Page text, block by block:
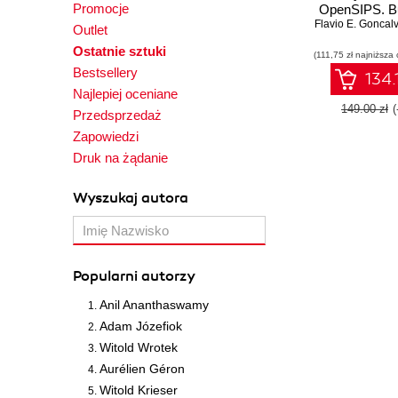
Promocje
Outlet
Ostatnie sztuki
Bestsellery
Najlepiej oceniane
Przedsprzedaż
Zapowiedzi
Druk na żądanie
Wyszukaj autora
Popularni autorzy
Anil Ananthaswamy
Adam Józefiok
Witold Wrotek
Aurélien Géron
Witold Krieser
OpenSIPS.
speed
systems
OpenSIPS -
Flavio E.
(111,75 zł
149.00 zł